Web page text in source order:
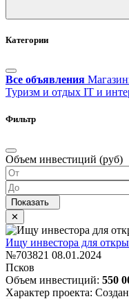
Категории
Все объявления
Туризм и отдых IT и
Фильтр
Объем инвестиций (руб)
Ищу инвестора для
№703821 08.01.2024
Псков
Объем инвестиций: 550
Характер проекта: